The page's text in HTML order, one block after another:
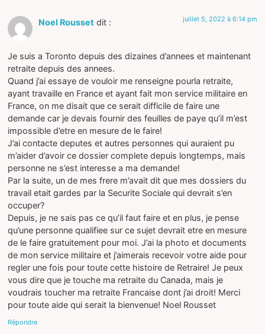
Noel Rousset dit : juillet 5, 2022 à 6:14 pm
Je suis a Toronto depuis des dizaines d’annees et maintenant
retraite depuis des annees.
Quand j’ai essaye de vouloir me renseigne pourla retraite,
ayant travaille en France et ayant fait mon service militaire en
France, on me disait que ce serait difficile de faire une
demande car je devais fournir des feuilles de paye qu’il m’est
impossible d’etre en mesure de le faire!
J’ai contacte deputes et autres personnes qui auraient pu
m’aider d’avoir ce dossier complete depuis longtemps, mais
personne ne s’est interesse a ma demande!
Par la suite, un de mes frere m’avait dit que mes dossiers du
travail etait gardes par la Securite Sociale qui devrait s’en
occuper?
Depuis, je ne sais pas ce qu’il faut faire et en plus, je pense
qu’une personne qualifiee sur ce sujet devrait etre en mesure
de le faire gratuitement pour moi. J’ai la photo et documents
de mon service militaire et j’aimerais recevoir votre aide pour
regler une fois pour toute cette histoire de Retraire! Je peux
vous dire que je touche ma retraite du Canada, mais je
voudrais toucher ma retraite Francaise dont j’ai droit! Merci
pour toute aide qui serait la bienvenue! Noel Rousset
Répondre